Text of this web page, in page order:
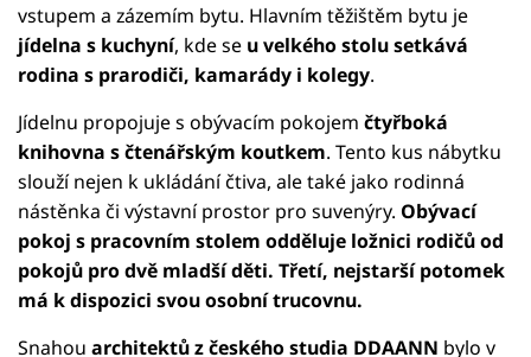
vstupem a zázemím bytu. Hlavním těžištěm bytu je
jídelna s kuchyní, kde se u velkého stolu setkává
rodina s prarodiči, kamarády i kolegy.
Jídelnu propojuje s obývacím pokojem čtyřboká
knihovna s čtenářským koutkem. Tento kus nábytku
slouží nejen k ukládání čtiva, ale také jako rodinná
nástěnka či výstavní prostor pro suvenýry. Obývací
pokoj s pracovním stolem odděluje ložnici rodičů od
pokojů pro dvě mladší děti. Třetí, nejstarší potomek
má k dispozici svou osobní trucovnu.
Snahou architektů z českého studia DDAANN bylo v